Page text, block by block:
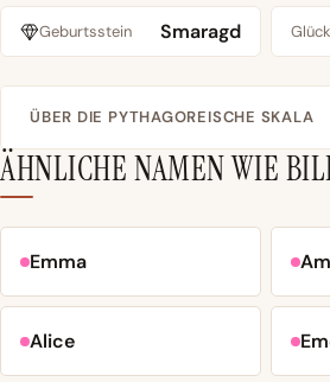
Geburtsstein Smaragd
ÜBER DIE PYTHAGOREISCHE SKALA
ÄHNLICHE NAMEN WIE
Emma
Alice